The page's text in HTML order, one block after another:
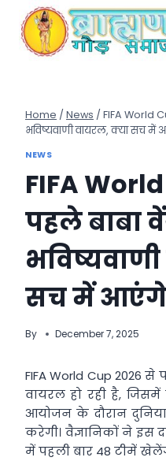
content
Home / News / FIFA World
भविष्यवाणी वायरल, क्या सच
NEWS
FIFA
पहले बाबा
सच में आएंगे
By December 7, 2025
FIFA World Cup 2026 से
वायरल हो रही है,
आयोजन के दौरान
करेगी। वैज्ञानिकों ने इस
में पहली बार 48 टीमें